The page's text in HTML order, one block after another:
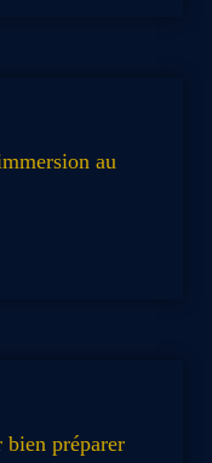
au
bien préparer